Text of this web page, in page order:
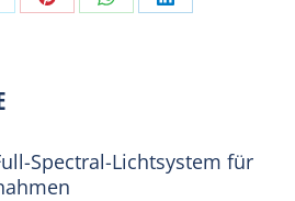
Share Share Share
Spectral-Lichtsystem für